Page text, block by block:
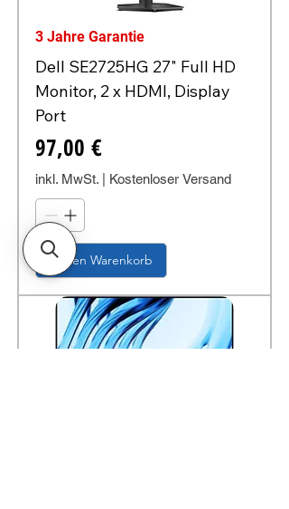
3 Jahre Garantie
Dell SE2725HG 27" Full HD
Monitor, 2 x HDMI, Display
Port
Preis
97,00 €
inkl. MwSt. Kostenloser Versand
In den Warenkorb